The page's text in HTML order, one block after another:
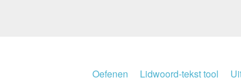
Oefenen Lidwoord-tekst tool